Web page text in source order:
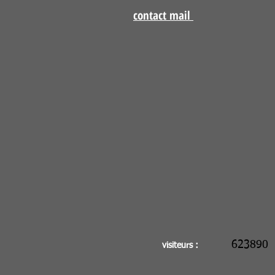
contact mail
visiteurs : 623890